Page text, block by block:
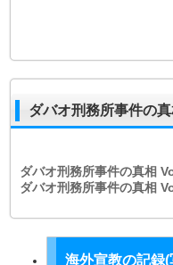
ダバオ刑務所事件の
ダバオ刑務所事件の真相
ダバオ刑務所事件の真相
海外宣教の記録